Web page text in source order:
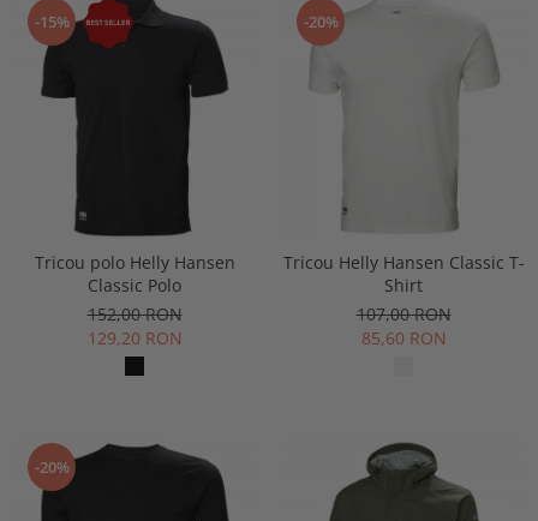
Buzunare externe
Echipamente specializate
Echipamente muncitori ferma
Echipamente veterinari
Echipamente mulgatori
Masti protectie
Manusi protectie
Casti si antifoane protectie
Menghine si prese
-15%
Tricou polo Helly Hansen
Classic Polo
152,00 RON
129,20 RON
-20%
Tricou Helly Hansen Classic T-
Shirt
107,00 RON
85,60 RON
-20%